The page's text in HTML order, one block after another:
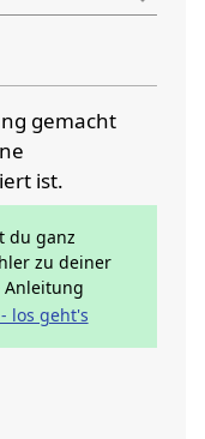
gemacht
ist.
du ganz
zu deiner
Anleitung
los geht's